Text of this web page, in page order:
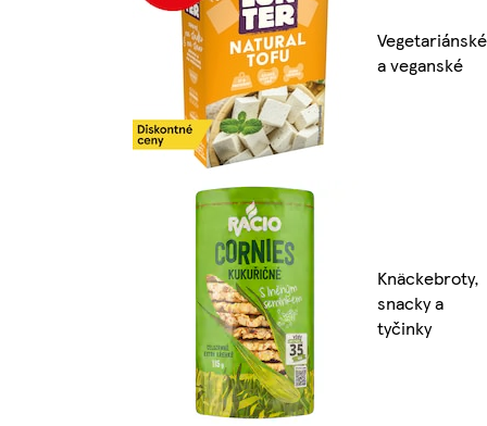
Vegetariánské
a veganské
Knäckebroty,
snacky a
tyčinky